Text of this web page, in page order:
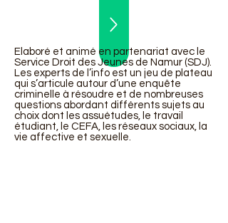
Elaboré et animé en partenariat avec le
Service Droit des Jeunes de Namur (SDJ).
Les experts de l’info est un jeu de plateau
qui s’articule autour d’une enquête
criminelle à résoudre et de nombreuses
questions abordant différents sujets au
choix dont les assuétudes, le travail
étudiant, le CEFA, les réseaux sociaux, la
vie affective et sexuelle.